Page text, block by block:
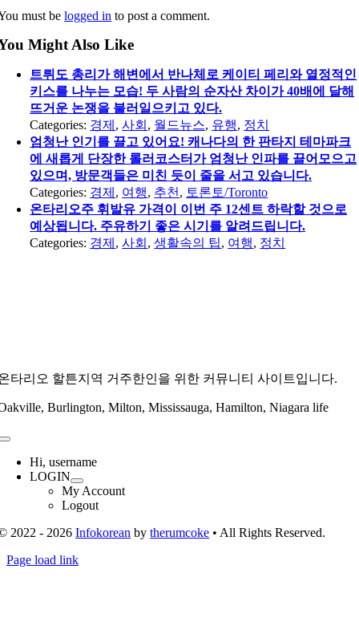
must belogged in to post a comment.
Might Also Like
트뤼도 총리가 해변에서 반나체로 케이티 페리와 열정적인
키스를 나누는 모습! 두 사람의 순자산 차이가 40배에 달해
뜨거운 논쟁을 불러일으키고 있다.
Categories: 경제 ,사회 , 월드뉴스, 유행, 정치
엄청난 인기를 끌고 있어요! 캐나다의 한 판타지 테마파크
에 새롭게 단장한 롤러코스터가 엄청난 인파를 끌어모으고
있으며, 방문객들은 미친 듯이 줄을 서고 있습니다.
Categories: 경제 , 여행, 추천 , 토론토/Toronto
온타리오주 휘발유 가격이 이번 주 12센트 하락할 것으로
예상됩니다. 주유하기 좋은 시기를 알려드립니다.
Categories: 경제 ,사회 ,생활속의 팁, 여행, 정치
타리오 할튼지역 거주한인을 위한 커뮤니티 사이트입니다.
Burlington, Milton, Mississauga, Hamilton, Niagara life
Toggle
NavigationHi, username
LOGIN
My Account
Logout
2022 - 2026Infokorean bytherumcoke • All Rights Reserved.
Toggle
Page load link